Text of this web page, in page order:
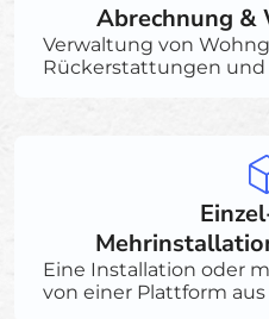
Abrechnung &
Verwaltung von
Rückerstattungen und
Eine Installation oder
von einer Plattform